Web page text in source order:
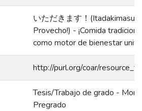
いただきます！(Itadakimasu!
Provecho!) - ¡Comida
como motor de bienestar
http://purl.org/coar/
Tesis/Trabajo de grado -
Pregrado